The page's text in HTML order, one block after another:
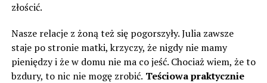
złościć.
Nasze relacje z żoną też się pogorszyły. Julia zawsze
staje po stronie matki, krzyczy, że nigdy nie mamy
pieniędzy i że w domu nie ma co jeść. Chociaż wiem, że to
bzdury, to nic nie mogę zrobić. Teściowa praktycznie